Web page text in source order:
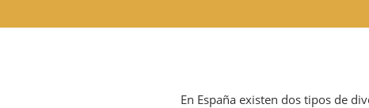
En España existen dos tipos de